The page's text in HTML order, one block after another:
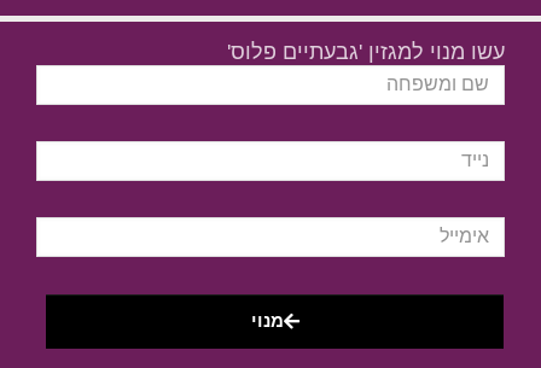
עשו מנוי למגזין 'גבעתיים פלוס'
מנוי